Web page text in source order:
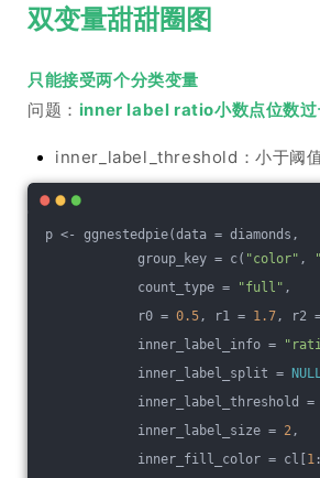
双变量甜甜圈图
只能接受两个分类变量
问题： inner label ratio小数点位数过
inner_label_threshold：小于阈
p <- ggnestedpie(data = diamonds,
group_key = c( "color" ,
count_type =
"full" ,
r0 = 0.5, r1 = 1.7, r2
inner_label_info =
inner_label_split =
inner_label_threshold =
inner_label_size = 2,
inner_fill_color = cl[1 :